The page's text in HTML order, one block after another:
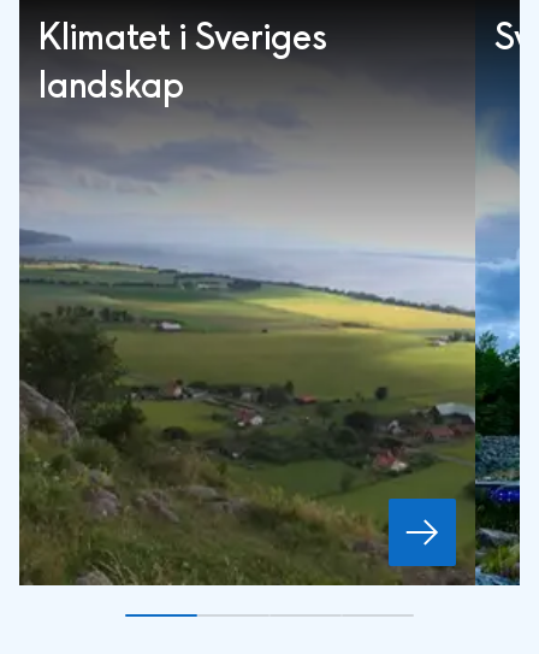
Klimatet i Sveriges
landskap
Gå till bildkort1
Gå till bildkort2
Gå till bildkort3
Gå till bildkort